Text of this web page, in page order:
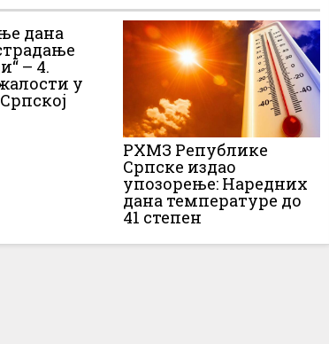
дана
– 4.
у
РХМЗ Републике
Српске издао
упозорење: Наредних
дана температуре до
41 степен